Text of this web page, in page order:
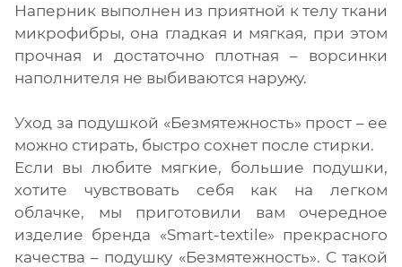
Наперник выполнен из приятной к телу ткани
микрофибры, она гладкая и мягкая, при этом
прочная и достаточно плотная – ворсинки
наполнителя не выбиваются наружу.
Уход за подушкой «Безмятежность» прост – ее
можно стирать, быстро сохнет после стирки.
Если вы любите мягкие, большие подушки,
хотите чувствовать себя как на легком
облачке, мы приготовили вам очередное
изделие бренда «Smart-textile» прекрасного
качества – подушку «Безмятежность». С такой